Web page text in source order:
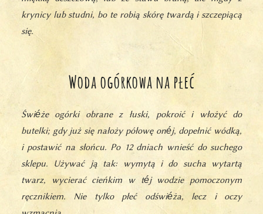
krynicy lub studni, bo te robią skórę twardą i szczepiącą
się.
Woda ogórkowa na płeć
Świéże ogórki obrane z łuski, pokroić i włożyć do
butelki; gdy już się nałoży półowę onéj, dopełnić wódką,
i postawić na słońcu. Po 12 dniach wnieść do suchego
sklepu. Używać ją tak: wymytą i do sucha wytartą
twarz, wycierać cieńkim w téj wodzie pomoczonym
ręcznikiem. Nie tylko płeć odświéża, lecz i oczy